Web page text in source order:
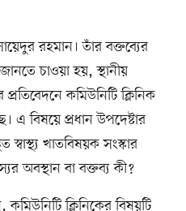
রহমান। তাঁর বক্তব্যের
চাওয়া হয়, স্থানীয়
কমিউনিটি ক্লিনিক
এ বিষয়ে প্রধান উপদেষ্টার
খাতবিষয়ক সংস্কার
অবস্থান বা বক্তব্য কী?
ক্লিনিকের বিষয়টি